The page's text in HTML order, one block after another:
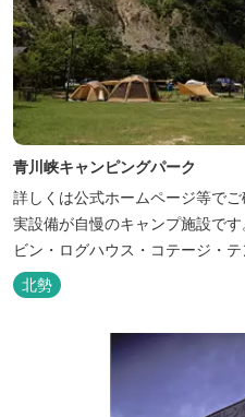
青川峡キャンピングパーク
詳しくは公式ホームページ等でご確認くださ
実設備が自慢のキャンプ施設で
ビン・ログハウス・コテージ・
が楽しめます。屋根付きの炭火
日も快適にバーベキューをお楽
ィールドもございま...
北勢